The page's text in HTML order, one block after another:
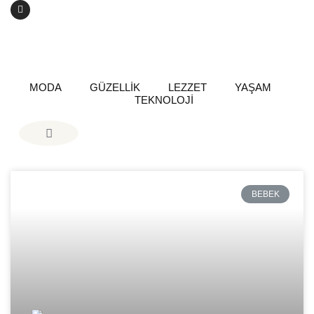
MODA GÜZELLİK LEZZET
YAŞAM
TEKNOLOJİ
BEBEK